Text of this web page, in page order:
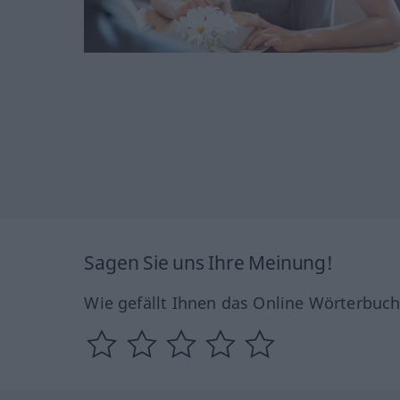
Sagen Sie uns Ihre Meinung!
Wie gefällt Ihnen das Online